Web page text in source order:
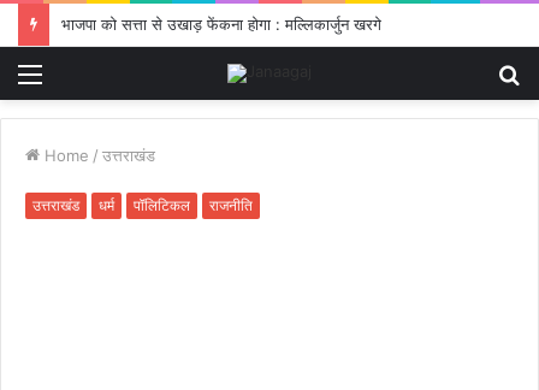
भाजपा को सत्ता से उखाड़ फेंकना होगा : मल्लिकार्जुन खरगे
Menu
Home / उत्तराखंड
उत्तराखंड धर्म पॉलिटिकल राजनीति